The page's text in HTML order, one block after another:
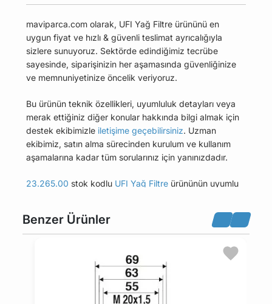
maviparca.com olarak, UFI Yağ Filtre ürününü en
uygun fiyat ve hızlı & güvenli teslimat ayrıcalığıyla
sizlere sunuyoruz. Sektörde edindiğimiz tecrübe
sayesinde, siparişinizin her aşamasında güvenliğinize
ve memnuniyetinize öncelik veriyoruz.
Bu ürünün teknik özellikleri, uyumluluk detayları veya
merak ettiğiniz diğer konular hakkında bilgi almak için
destek ekibimizle iletişime geçebilirsiniz. Uzman
ekibimiz, satın alma sürecinden kurulum ve kullanım
aşamalarına kadar tüm sorularınız için yanınızdadır.
23.265.00 stok kodlu UFI Yağ Filtre ürününün uyumlu
bulabilirsiniz.
Bu üründen en fazla 5 adet sipariş verilebilir. 5
adedin üzerindeki siparişleri iptal etme hakkı
maviparca.com tarafından saklı tutulmaktadır.
Belirlenen bu limit kurumsal siparişlerde geçerli
değildir. Kurumsal siparişler için farklı limitler ve
Benzer Ürünler